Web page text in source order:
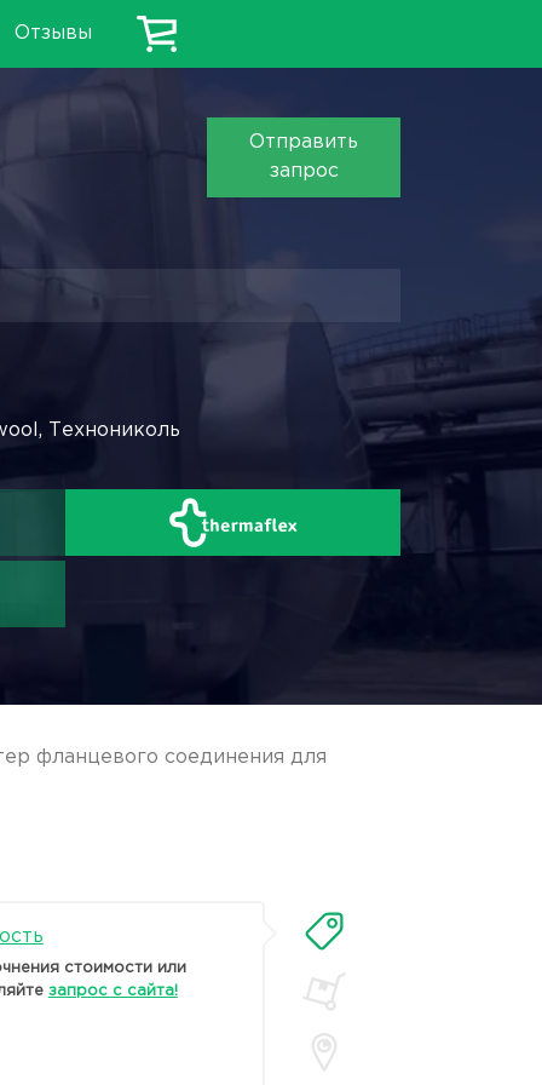
Отзывы
Отправить
запрос
Технониколь
фланцевого соединения для
стоимости или
запрос с сайта!